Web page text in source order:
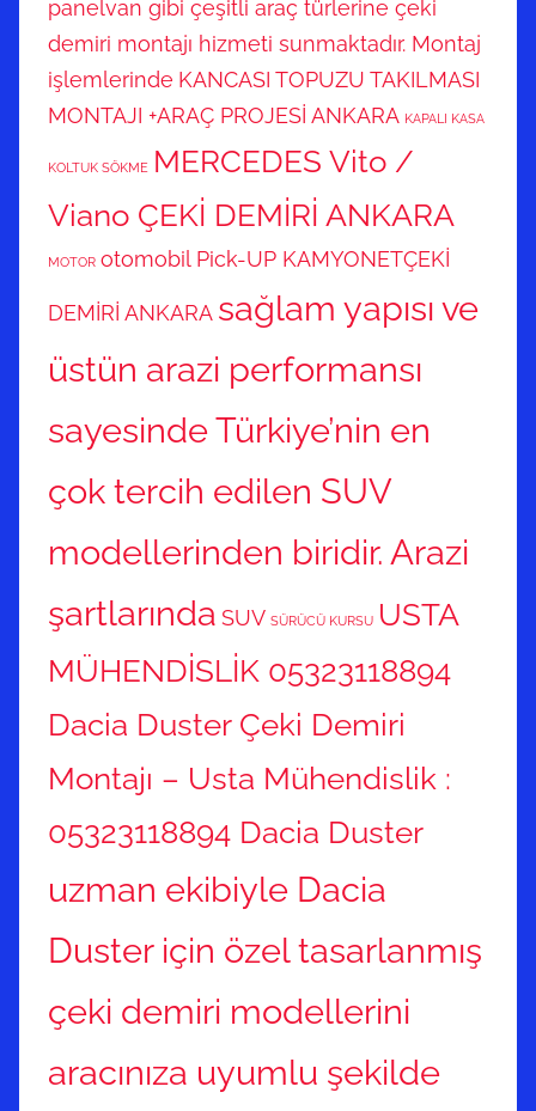
panelvan gibi çeşitli araç türlerine çeki
demiri montajı hizmeti sunmaktadır. Montaj
işlemlerinde KANCASI TOPUZU TAKILMASI
MONTAJI +ARAÇ PROJESİ ANKARA KAPALI KASA
KOLTUK SÖKME MERCEDES Vito /
Viano ÇEKİ DEMİRİ ANKARA
MOTOR otomobil Pick-UP KAMYONETÇEKİ
DEMİRİ ANKARA sağlam yapısı ve
üstün arazi performansı
sayesinde Türkiye’nin en
çok tercih edilen SUV
modellerinden biridir. Arazi
şartlarında SUV SÜRÜCÜ KURSU USTA
MÜHENDİSLİK 05323118894
Dacia Duster Çeki Demiri
Montajı – Usta Mühendislik :
05323118894 Dacia Duster
uzman ekibiyle Dacia
Duster için özel tasarlanmış
çeki demiri modellerini
aracınıza uyumlu şekilde